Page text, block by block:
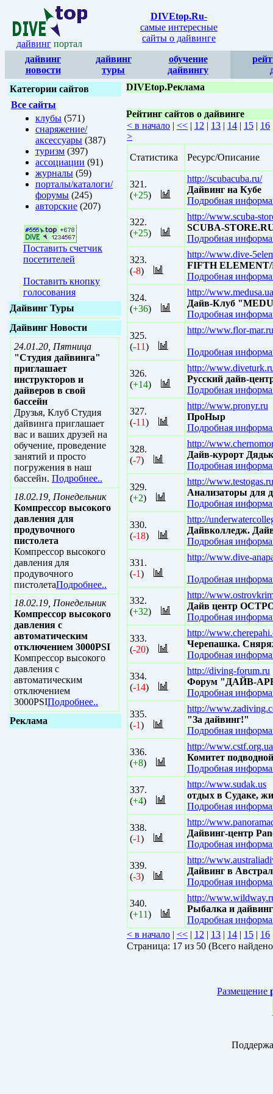
дайвинг портал
DIVEtop.Ru-
самые интересные
сайты о дайвинге
дайвинг
новости
дайвинг
туры
обучение
дайвингу
Категории сайтов
Все сайты
клубы (571)
снаряжение/
аксессуары (387)
туризм (397)
ассоциации (91)
журналы (59)
порталы/каталоги/
форумы (245)
авторские (207)
Поставить счетчик
посетителей
Поставить кнопку
голосования
Дайвинг Туры
Дайвинг Новости
24.01.20, Пятница
"Студия дайвинга"
приглашает
инструкторов и
дайверов в свой
бассейн
Друзья, Клуб Студия
дайвинга приглашает
вас и ваших друзей на
обучение, проведение
занятий и просто
погружения в наш
бассейн. Подробнее..
18.02.19, Понедельник
Компрессор высокого
давления для
продувочного
пистолета
Компрессор высокого
давления для
продувочного
пистолетаПодробнее..
18.02.19, Понедельник
Компрессор высокого
давления с
автоматическим
отключением 3000PSI
Компрессор высокого
давления с
автоматическим
отключением
3000PSIПодробнее..
Реклама
DIVEtop.Реклама
Рейтинг сайтов о дайвинге
< в начало | << | 12 | 13 | 14 | 15 | 16
>
Статистика
Ресурс/Описание
321.
(+25)
http://scubacuba.ru/
Дайвинг на Кубе
Подробная
322.
(+25)
http://www.scuba-
SCUBA-
Подробная
323.
(-8)
http://www.dive-
FIFTH
Подробная
324.
(+36)
http://www.medusa.ua
Дайв-Клуб
Подробная
325.
(-11)
http://www.flor-
Подробная
326.
(+14)
http://
Русский дайв-
Подробная
327.
(-11)
http://www.pronyr.ru
ПроНыр
Подробная
328.
(-7)
http://
Дайв-курорт
Подробная
329.
(+2)
http://www.testogas.ru
Анализаторы для
Подробная
330.
(-18)
http://
Дайвколледж.
Подробная
331.
(-1)
http://www.dive-
Подробная
332.
(+32)
http://
Дайв центр
Подробная
333.
(-20)
http://
Черепашка.
Подробная
334.
(-14)
http://diving-forum.ru
Форум "ДАЙВ-
Подробная
335.
(-1)
http://
"За дайвинг!"
Подробная
336.
(+8)
http://
Комитет
Подробная
337.
(+4)
http://www.sudak.us
отдых в Судаке,
Подробная
338.
(-1)
http://
Дайвинг-центр
Подробная
339.
(-3)
http://
Дайвинг в
Подробная
340.
(+11)
http://
Рыбалка и
Подробная
< в начало | << | 12 | 13 | 14 | 15 | 16
Страницa: 17 из 50 (Всего
Размещение